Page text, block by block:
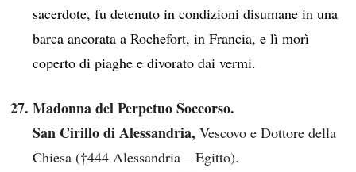
sacerdote, fu detenuto in condizioni disumane in una
barca ancorata a Rochefort, in Francia, e lì morì
coperto di piaghe e divorato dai vermi.
Madonna del Perpetuo Soccorso.
San Cirillo di Alessandria, Vescovo e Dottore della
Chiesa (†444 Alessandria – Egitto).